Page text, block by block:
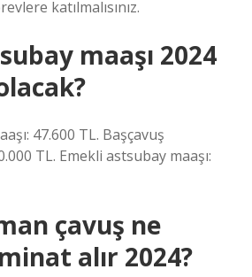
katılmalısınız.
maaşı 2024
47.600 TL. Başçavuş
TL. Emekli astsubay maaşı:
çavuş ne
alır 2024?